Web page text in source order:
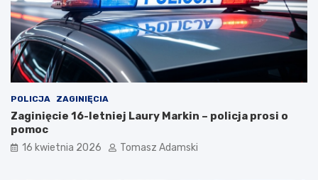
POLICJA ZAGINIĘCIA
Zaginięcie 16-letniej Laury Markin – policja prosi o
pomoc
16 kwietnia 2026 Tomasz Adamski